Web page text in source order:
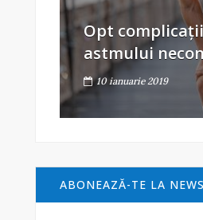
Opt
astmului
10 ianuarie 2019
ABONEAZĂ-TE LA